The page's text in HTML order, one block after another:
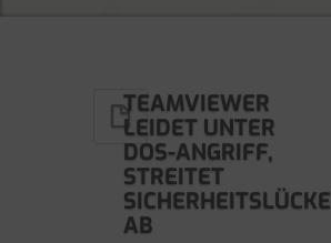
TEAMVIEWER
LEIDET UNTER
DOS-ANGRIFF,
STREITET
SICHERHEITSLÜCKE
AB